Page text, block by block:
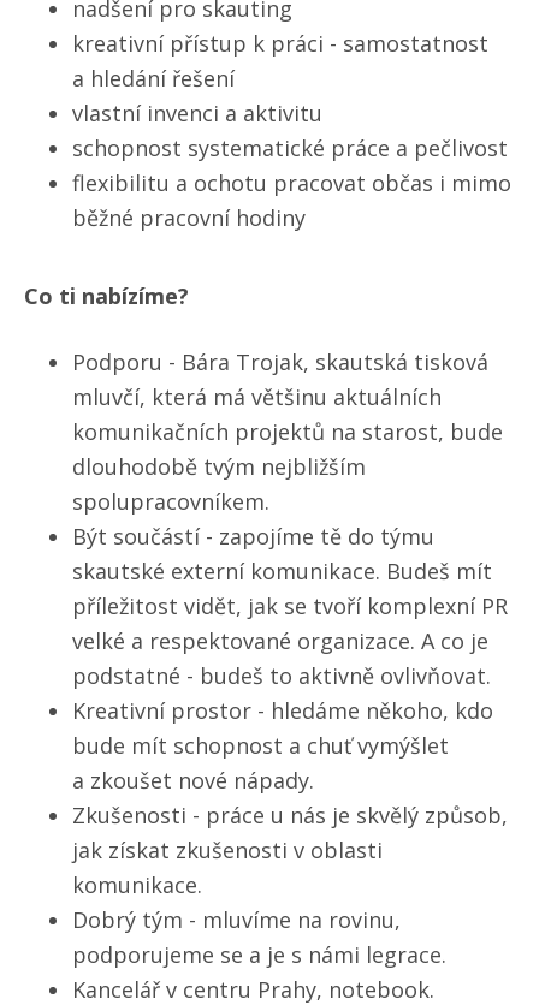
nadšení pro skauting
kreativní přístup k práci - samostatnost
a hledání řešení
vlastní invenci a aktivitu
schopnost systematické práce a pečlivost
flexibilitu a ochotu pracovat občas i mimo
běžné pracovní hodiny
Co ti nabízíme?
Podporu - Bára Trojak, skautská tisková
mluvčí, která má většinu aktuálních
komunikačních projektů na starost, bude
dlouhodobě tvým nejbližším
spolupracovníkem.
Být součástí - zapojíme tě do týmu
skautské externí komunikace. Budeš mít
příležitost vidět, jak se tvoří komplexní PR
velké a respektované organizace. A co je
podstatné - budeš to aktivně ovlivňovat.
Kreativní prostor - hledáme někoho, kdo
bude mít schopnost a chuť vymýšlet
a zkoušet nové nápady.
Zkušenosti - práce u nás je skvělý způsob,
jak získat zkušenosti v oblasti
komunikace.
Dobrý tým - mluvíme na rovinu,
podporujeme se a je s námi legrace.
Kancelář v centru Prahy, notebook.